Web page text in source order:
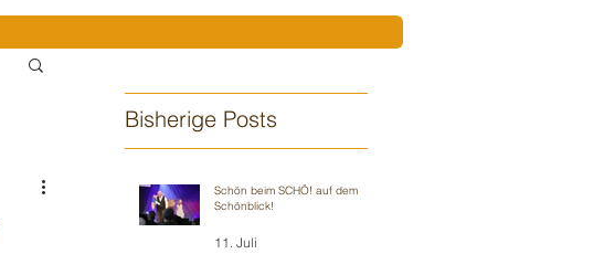
Bisherige Posts
Schön beim SCHÖ! auf dem
Schönblick!
11. Juli